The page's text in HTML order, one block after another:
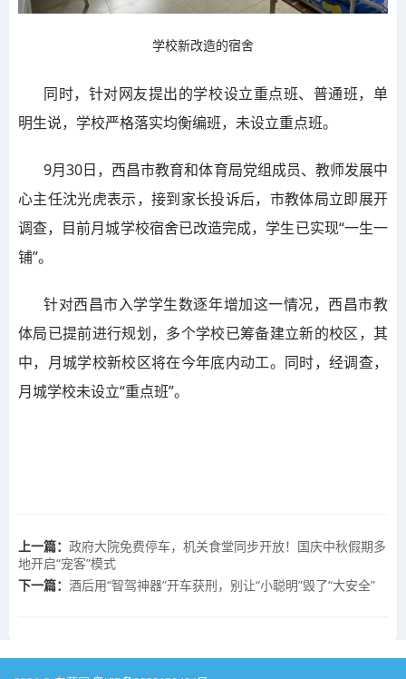
学校新改造的宿舍
同时，针对网友提出的学校设立重点班、普通班，单
明生说，学校严格落实均衡编班，未设立重点班。
9月30日，西昌市教育和体育局党组成员、教师发展中
心主任沈光虎表示，接到家长投诉后，市教体局立即展开
调查，目前月城学校宿舍已改造完成，学生已实现“一生一
铺”。
针对西昌市入学学生数逐年增加这一情况，西昌市教
体局已提前进行规划，多个学校已筹备建立新的校区，其
中，月城学校新校区将在今年底内动工。同时，经调查，
月城学校未设立“重点班”。
上一篇： 政府大院免费停车，机关食堂同步开放！国庆中秋假期多
地开启“宠客”模式
下一篇： 酒后用“智驾神器”开车获刑，别让“小聪明”毁了“大安全”